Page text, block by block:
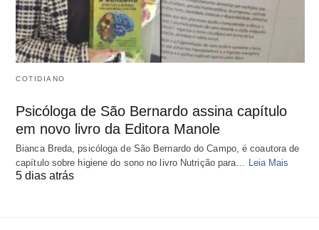
COTIDIANO
Psicóloga de São Bernardo assina capítulo
em novo livro da Editora Manole
Bianca Breda, psicóloga de São Bernardo do Campo, é coautora de
capítulo sobre higiene do sono no livro Nutrição para…
Leia Mais
5 dias atrás